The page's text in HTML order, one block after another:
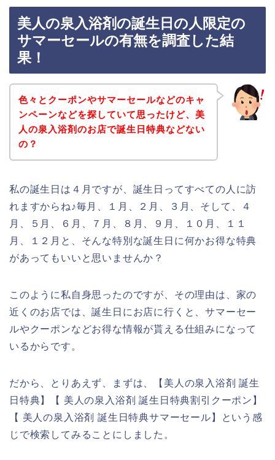
美人の泉入浴剤の誕生日の人限定の
サマーセールの有無を調査した結
果！
色々とクーポンやサマーセールなどのキャ
ンペーンなどを探していて思ったけど、美
人の泉入浴剤のお店で誕生日特典などない
の？
私の誕生日は４月ですが、誕生日ってすべての人に訪
れますからね♪毎月、１月、２月、３月、そして、４
月、５月、６月、７月、８月、９月、１０月、１１
月、１２月と、そんな特別な誕生日に何かお得な特典
があってもいいと思いませんか？
このように私自身思ったのですが、その理由は、家の
近くのお店では、誕生日にお店に行くと、サマーセー
ルやクーポンなどお得な情報が貰える仕組みになって
いるからです。
だから、とりあえず、まずは、【美人の泉入浴剤 誕生
日特典】【 美人の泉入浴剤 誕生日特典割引クーポン】
【 美人の泉入浴剤 誕生日特典サマーセール】という感
じで検索してみることにしました。